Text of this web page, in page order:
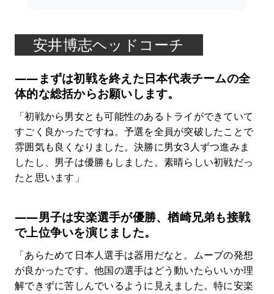
安井博志ヘッドコーチ
――まずは初戦を終えた日本代表チームの全
体的な総括からお願いします。
「初戦から男女とも可能性のあるトライができていて
すごく良かったですね。予選を全員が突破したことで
雰囲気も良くなりました。決勝に男女3人ずつ進みま
したし、男子は優勝もしました。素晴らしい初戦だっ
たと思います」
――男子は安楽選手が優勝、楢崎兄弟も接戦
で上位争いを演じました。
「あらためて日本人選手は器用だなと。ムーブの発想
が良かったです。他国の選手はどう動いたらいいか理
解できずに苦しんでいるように見えました。特に安楽